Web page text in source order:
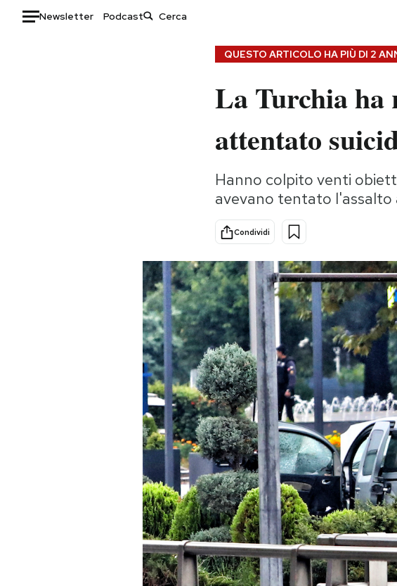
Newsletter Podcast
Storie/Idee
Ok Boomer!
Altrecose
Mondiali calcio 2026
AREA PERSONALE
QUESTO ARTICOLO HA PIÙ DI 2
La Turchia ha
attentato
Hanno colpito venti
avevano tentato
Condividi